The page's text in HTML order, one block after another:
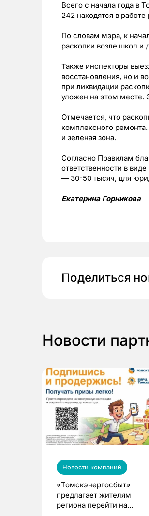
Всего с начала года в
242 находятся в
По словам мэра, к
раскопки возле школ и
Также инспекторы
восстановления, но и
при ликвидации
уложен на этом месте.
Отмечается, что
комплексного
и зеленая зона.
Согласно Правилам
ответственности в
— 30-50 тысяч, для
Екатерина Горникова
Поделиться
Новости
Новости компаний
«Томскэнергосбыт»
предлагает жителям
региона перейти на